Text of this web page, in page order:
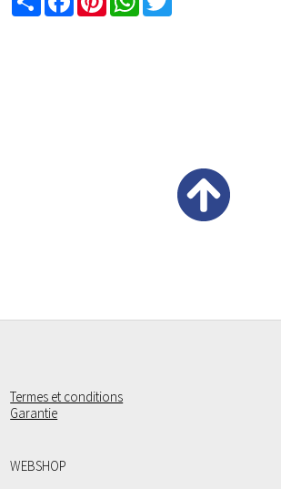
Termes et conditions
Garantie
WEBSHOP